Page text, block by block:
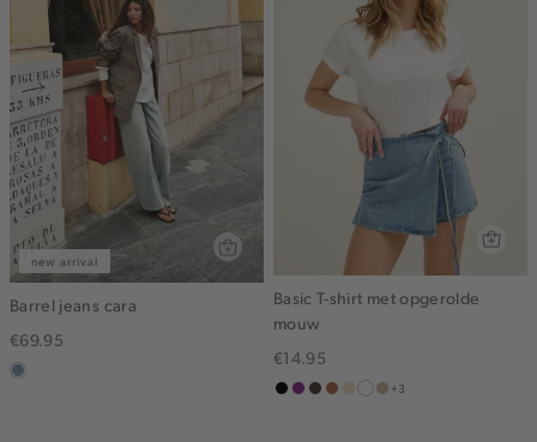
new arrival
Barrel jeans cara
€69.95
dusty
Basic T-shirt met opgerolde
mouw
€14.95
zwart
middenpaars
chocoterracotta
vanille
witlichtzand
+3